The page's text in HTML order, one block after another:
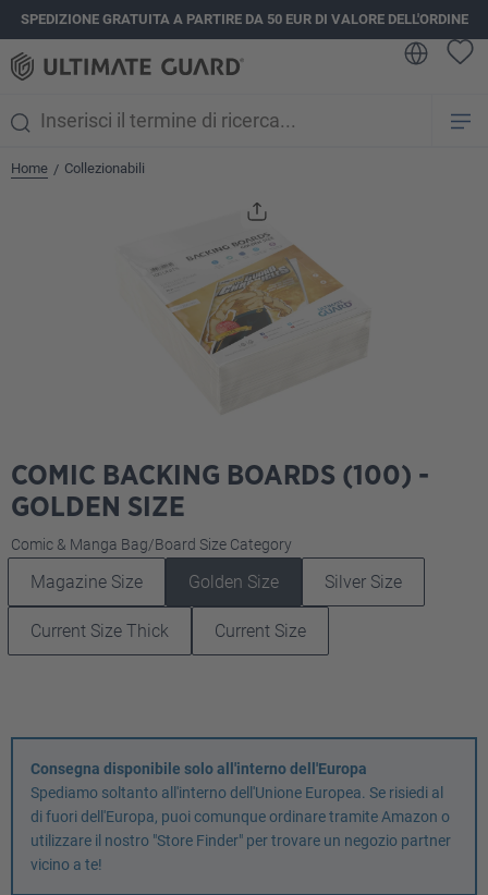
principale
SPEDIZIONE GRATUITA A PARTIRE DA 50 EUR DI VALORE DELL'ORDINE
Home / Collezionabili
COMIC BACKING BOARDS (100) -
GOLDEN SIZE
Seleziona
Comic & Manga Bag/Board Size Category
Magazine Size Golden Size Silver Size
Current Size Thick Current Size
Consegna disponibile solo all'interno dell'Europa
Spediamo soltanto all'interno dell'Unione Europea. Se risiedi al
di fuori dell'Europa, puoi comunque ordinare tramite Amazon o
utilizzare il nostro "Store Finder" per trovare un negozio partner
vicino a te!